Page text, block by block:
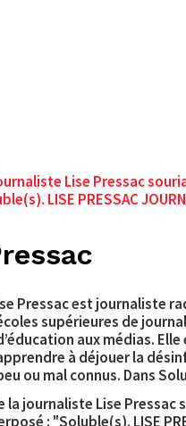
Pressac est journaliste
supérieures de
aux médias.
à déjouer la
ou mal connus. Dans